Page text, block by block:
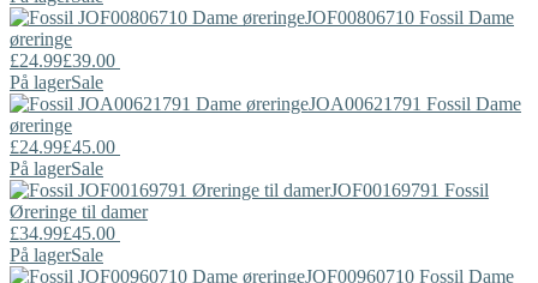
JOF00806710 Fossil Dame
øreringe
£24.99£39.00
På lagerSale
JOA00621791 Fossil Dame
øreringe
£24.99£45.00
På lagerSale
JOF00169791 Fossil
Øreringe til damer
£34.99£45.00
På lagerSale
JOF00960710 Fossil Dame